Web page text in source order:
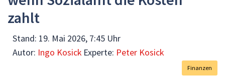
zahlt
Stand: 19. Mai 2026, 7:45 Uhr
Autor: Ingo Kosick Experte: Peter Kosick
Finanzen